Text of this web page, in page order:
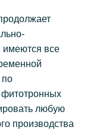
имеются все
по
фитотронных
любую
производства